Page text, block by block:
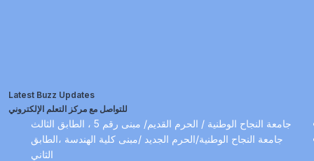
Latest Buzz Updates
للتواصل مع مركز التعلم الإلكتروني
جامعة النجاح الوطنية / الحرم القديم/ مبنى رقم 5 ، الطابق الثالث
جامعة النجاح الوطنية/الحرم الجديد /مبنى كلية الهندسة ،الطابق
الثاني